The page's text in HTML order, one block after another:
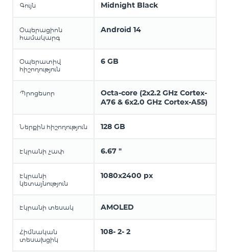
Գույն Midnight Black
Օպերացիոն
համակարգ
Android 14
Օպերատիվ
հիշողություն
6 GB
Պրոցեսոր
Octa-core (2x2.2 GHz Cortex-
A76 & 6x2.0 GHz Cortex-A55)
Ներքին հիշողություն 128 GB
Էկրանի չափ 6.67 "
Էկրանի
կետայնություն
1080x2400 px
Էկրանի տեսակ AMOLED
Հիմնական
տեսախցիկ
108- 2- 2